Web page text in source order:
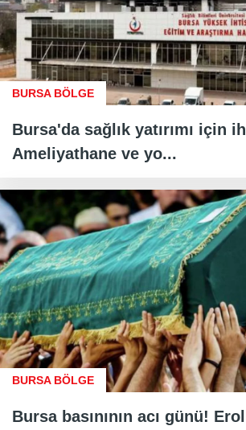
BURSA BÖLGE
Bursa'da sağlık yatırımı için
Ameliyathane ve yo...
BURSA BÖLGE
Bursa basınının acı günü!